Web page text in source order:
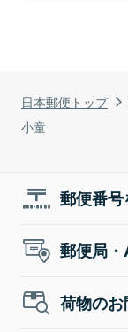
日本郵便トップ
小童
郵便番
郵便局
荷物の